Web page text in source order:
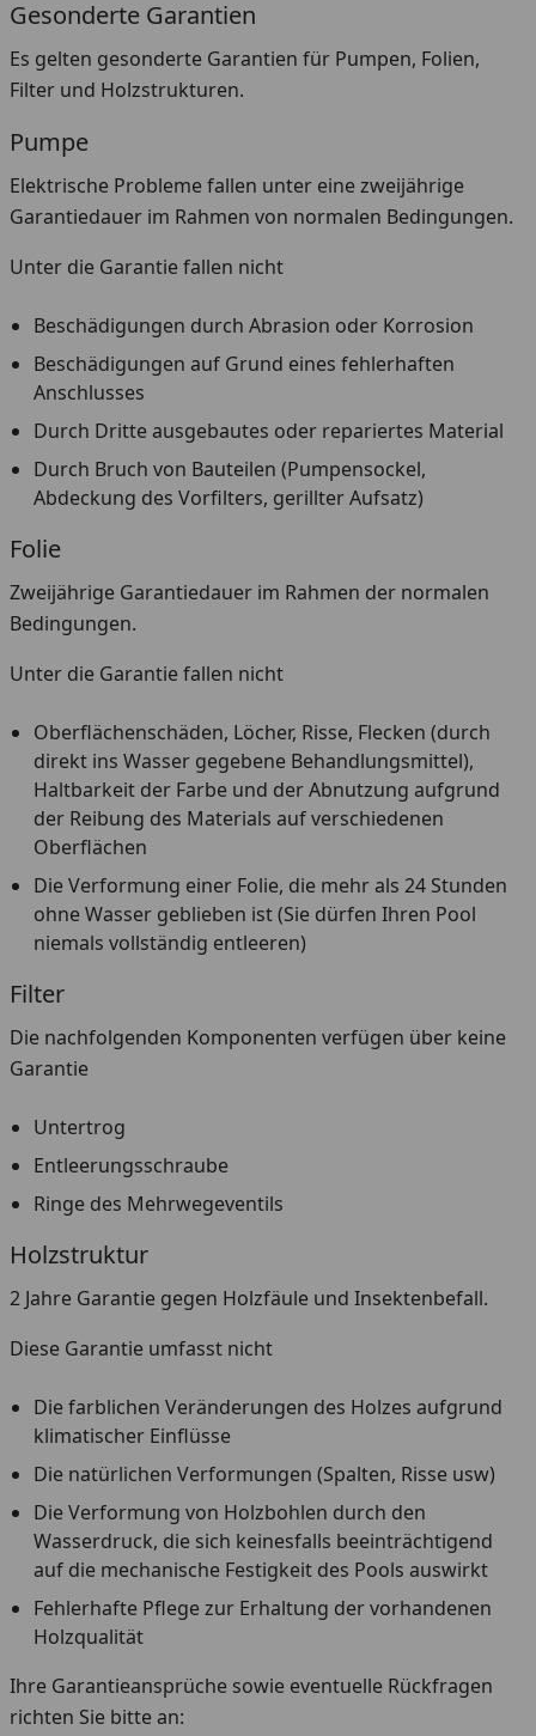
Gesonderte Garantien
Es gelten gesonderte Garantien für Pumpen, Folien,
Filter und Holzstrukturen.
Pumpe
Elektrische Probleme fallen unter eine zweijährige
Garantiedauer im Rahmen von normalen Bedingungen.
Unter die Garantie fallen nicht
Beschädigungen durch Abrasion oder Korrosion
Beschädigungen auf Grund eines fehlerhaften
Anschlusses
Durch Dritte ausgebautes oder repariertes Material
Durch Bruch von Bauteilen (Pumpensockel,
Abdeckung des Vorfilters, gerillter Aufsatz)
Folie
Zweijährige Garantiedauer im Rahmen der normalen
Bedingungen.
Unter die Garantie fallen nicht
Oberflächenschäden, Löcher, Risse, Flecken (durch
direkt ins Wasser gegebene Behandlungsmittel),
Haltbarkeit der Farbe und der Abnutzung aufgrund
der Reibung des Materials auf verschiedenen
Oberflächen
Die Verformung einer Folie, die mehr als 24 Stunden
ohne Wasser geblieben ist (Sie dürfen Ihren Pool
niemals vollständig entleeren)
Filter
Die nachfolgenden Komponenten verfügen über keine
Garantie
Untertrog
Entleerungsschraube
Ringe des Mehrwegeventils
Holzstruktur
2 Jahre Garantie gegen Holzfäule und Insektenbefall.
Diese Garantie umfasst nicht
Die farblichen Veränderungen des Holzes aufgrund
klimatischer Einflüsse
Die natürlichen Verformungen (Spalten, Risse usw)
Die Verformung von Holzbohlen durch den
Wasserdruck, die sich keinesfalls beeinträchtigend
auf die mechanische Festigkeit des Pools auswirkt
Fehlerhafte Pflege zur Erhaltung der vorhandenen
Holzqualität
Ihre Garantieansprüche sowie eventuelle Rückfragen
richten Sie bitte an: